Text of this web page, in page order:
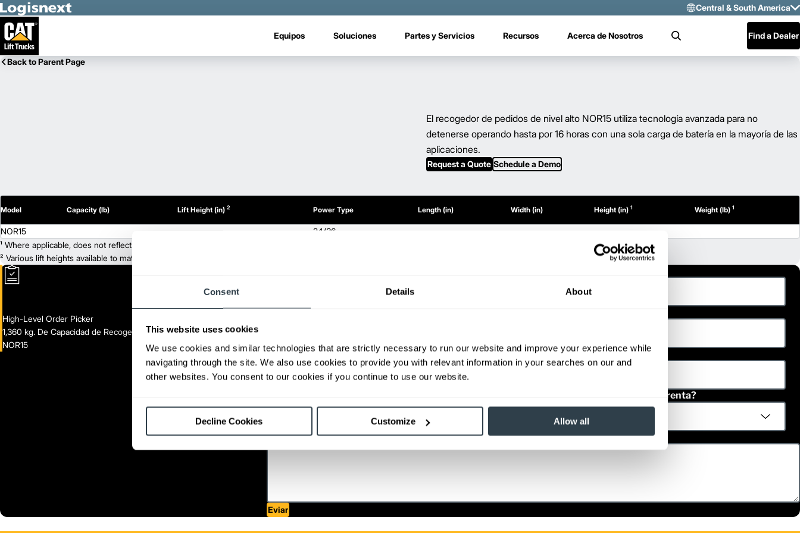
Consent Details About
This website uses cookies
We use cookies and similar technologies that are strictly necessary to run our website and improve your experience while
navigating through the site. We also use cookies to provide you with relevant information in your searches on our and
other websites. You consent to our cookies if you continue to use our website.
Decline Cookies Customize Allow all
Skip to Main Content
Central & South America
Select Region
US/CAN
Equipos Soluciones Partes y Servicios Recursos Acerca de Nosotros Search Find a Dealer
Back to Parent Page
El recogedor de pedidos de nivel alto NOR15 utiliza tecnología avanzada para no
detenerse operando hasta por 16 horas con una sola carga de batería en la mayoría de las
aplicaciones.
Request a Quote Schedule a Demo
Model Capacity (lb) Lift Height (in) 2 Power Type Length (in) Width (in) Height (in) 1 Weight (lb) 1
NOR15
24/36
¹ Where applicable, does not reflect optional mast collapsed height or additional weight.
² Various lift heights available to match your exact needs. Where applicable, value shown is maximum fork height available as an optional mast.
High-Level Order Picker
1,360 kg. De Capacidad de Recogedores de Pedidos de Nivel Alto
NOR15
Correo Electrónico
País Código Postal
¿Te interesa equipo usado o en renta?
Mensaje
Eviar